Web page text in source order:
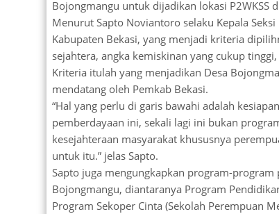
Bojongmangu untuk dijadikan lokasi P2WKSS
Menurut Sapto Noviantoro selaku Kepala
Kabupaten Bekasi, yang menjadi kriteria
sejahtera, angka kemiskinan yang cukup
Kriteria itulah yang menjadikan Desa
mendatang oleh Pemkab Bekasi.
“Hal yang perlu di garis bawahi adalah
pemberdayaan ini, sekali lagi ini bukan
kesejahteraan masyarakat khususnya
untuk itu.” jelas Sapto.
Sapto juga mengungkapkan program-
Bojongmangu, diantaranya Program
Program Sekoper Cinta (Sekolah Perempuan